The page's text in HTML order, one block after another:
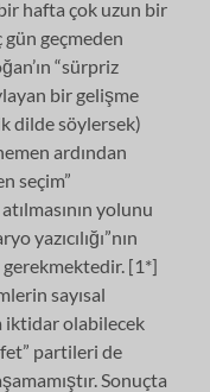
hafta çok uzun bir
geçmeden
“sürpriz
bir gelişme
dilde söylersek)
ardından
seçim”
yolunu
yazıcılığı”nın
[1*]
sayısal
iktidar olabilecek
partileri de
Sonuçta